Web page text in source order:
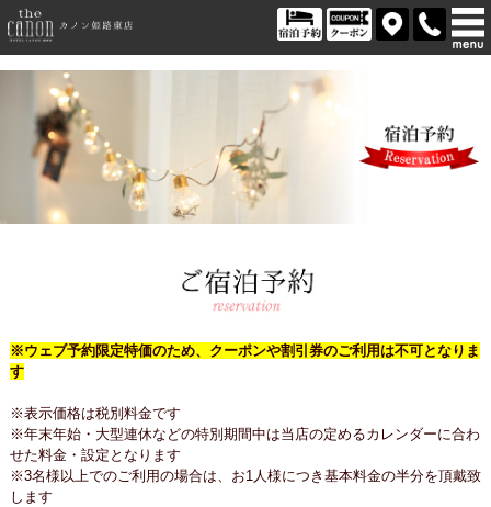
※ウェブ予約限定特価のため、クーポンや割引券のご利用は不可となりま
す
※表示価格は税別料金です
※年末年始・大型連休などの特別期間中は当店の定めるカレンダーに合わ
せた料金・設定となります
※3名様以上でのご利用の場合は、お1人様につき基本料金の半分を頂戴致
します